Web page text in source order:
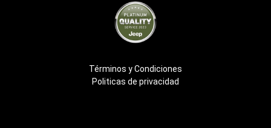
Términos y Condiciones
Politicas de privacidad